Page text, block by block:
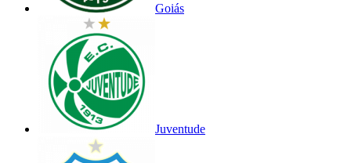
Goiás
Juventude